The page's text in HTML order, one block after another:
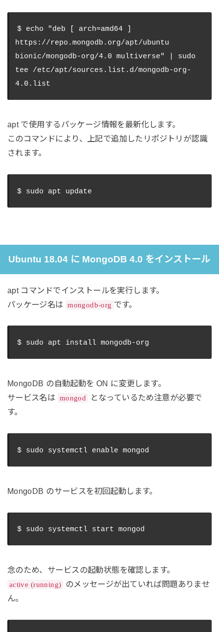
$ echo "deb [ arch=amd64 ]
https://repo.mongodb.org/apt/ubuntu
bionic/mongodb-org/4.0 multiverse" | sudo
tee /etc/apt/sources.list.d/mongodb-org-
apt で使用するパッケージ情報を最新化します。
このコマンドにより、上記で追加したリポジトリが認識
されます。
Ubuntu 18.04 に MongoDB 4.0 をインストール
apt コマンドでインストールを実行します。
パッケージ名は mongodb-org です。
MongoDB の自動起動を ON に変更します。
サービス名は mongod
となっているため注意が必要で
す。
MongoDB のサービスを初回起動します。
念のため、サービスの起動状態を確認します。
active (running)
のメッセージが出ていれば問題ありませ
ん。